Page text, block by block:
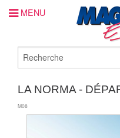
MENU
LA NORMA -
M08